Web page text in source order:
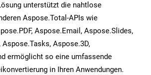
unterstützt die nahtlose
Aspose.Total-APIs wie
Aspose.Email, Aspose.Slides,
Aspose.3D,
ermöglicht so eine umfassende
in Ihren Anwendungen.